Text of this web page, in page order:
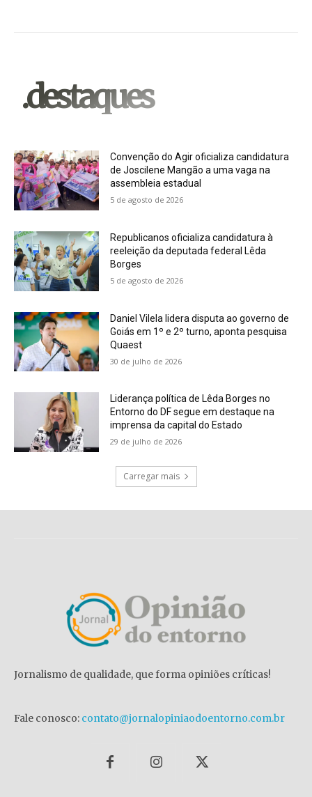
.destaques
Convenção do Agir oficializa candidatura
de Joscilene Mangão a uma vaga na
assembleia estadual
5 de agosto de 2026
Republicanos oficializa candidatura à
reeleição da deputada federal Lêda
Borges
5 de agosto de 2026
Daniel Vilela lidera disputa ao governo de
Goiás em 1º e 2º turno, aponta pesquisa
Quaest
30 de julho de 2026
Liderança política de Lêda Borges no
Entorno do DF segue em destaque na
imprensa da capital do Estado
29 de julho de 2026
Carregar mais
Jornalismo de qualidade, que forma opiniões críticas!
Fale conosco: contato@jornalopiniaodoentorno.com.br